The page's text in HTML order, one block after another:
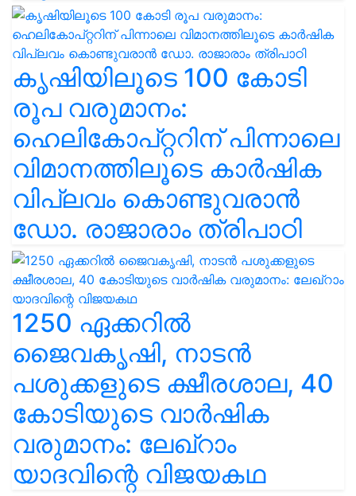
കൃഷിയിലൂടെ 100 കോടി
രൂപ വരുമാനം:
ഹെലികോപ്റ്ററിന് പിന്നാലെ
വിമാനത്തിലൂടെ കാർഷിക
വിപ്ലവം കൊണ്ടുവരാൻ
ഡോ. രാജാരാം ത്രിപാഠി
1250 ഏക്കറിൽ
ജൈവകൃഷി, നാടൻ
പശുക്കളുടെ ക്ഷീരശാല, 40
കോടിയുടെ വാർഷിക
വരുമാനം: ലേഖ്‌റാം
യാദവിന്റെ വിജയകഥ